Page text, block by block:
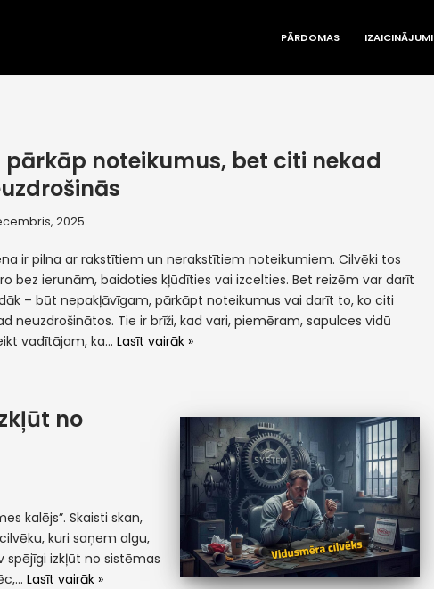
PĀRDOMAS IZAICINĀJUMI
pārkāp noteikumus, bet citi nekad
2025.
ir pilna ar rakstītiem un nerakstītiem noteikumiem. Cilvēki tos
bez ierunām, baidoties kļūdīties vai izcelties. Bet reizēm var darīt
– būt nepakļāvīgam, pārkāpt noteikumus vai darīt to, ko citi
neuzdrošinātos. Tie ir brīži, kad vari, piemēram, sapulces vidū
vadītājam, ka…Lasīt vairāk »
no
kalējs”. Skaisti skan,
kuri saņem algu,
spējīgi izkļūt no sistēmas
Lasīt vairāk »